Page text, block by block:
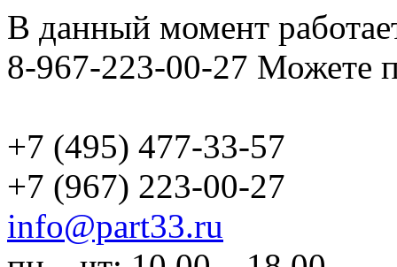
В данный момент
8-967-223-00-27 Можете
+7 (495) 477-33-57
+7 (967) 223-00-27
info@part33.ru